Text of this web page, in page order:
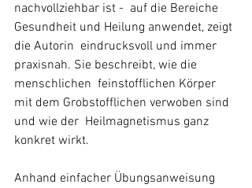
nachvollziehbar ist -  auf die Bereiche
Gesundheit und Heilung anwendet, zeigt
die Autorin  eindrucksvoll und immer
praxisnah. Sie beschreibt, wie die
menschlichen  feinstofflichen Körper
mit dem Grobstofflichen verwoben sind
und wie der  Heilmagnetismus ganz
konkret wirkt.
Anhand einfacher Übungsanweisung